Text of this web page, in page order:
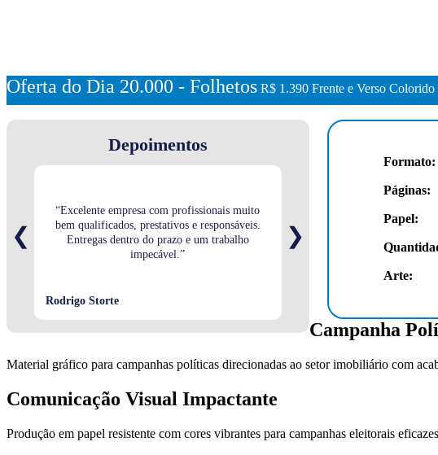
Oferta do Dia 20.000 - Folhetos R$ 1.390 Frente e Verso
Formato:
Páginas:
Papel:
Arte:
Depoimentos
❮
“Excelente empresa com profissionais muito
bem qualificados, prestativos e responsáveis.
Entregas dentro do prazo e um trabalho
impecável.”
Rodrigo Storte
“Sempre prestativos, a
ótima e a entrega
Stéfany Christina
❯
Campanha
Material gráfico para campanhas políticas direcionadas ao setor imobiliário com
Comunicação Visual Impactante
Produção em papel resistente com cores vibrantes para campanhas eleitorais